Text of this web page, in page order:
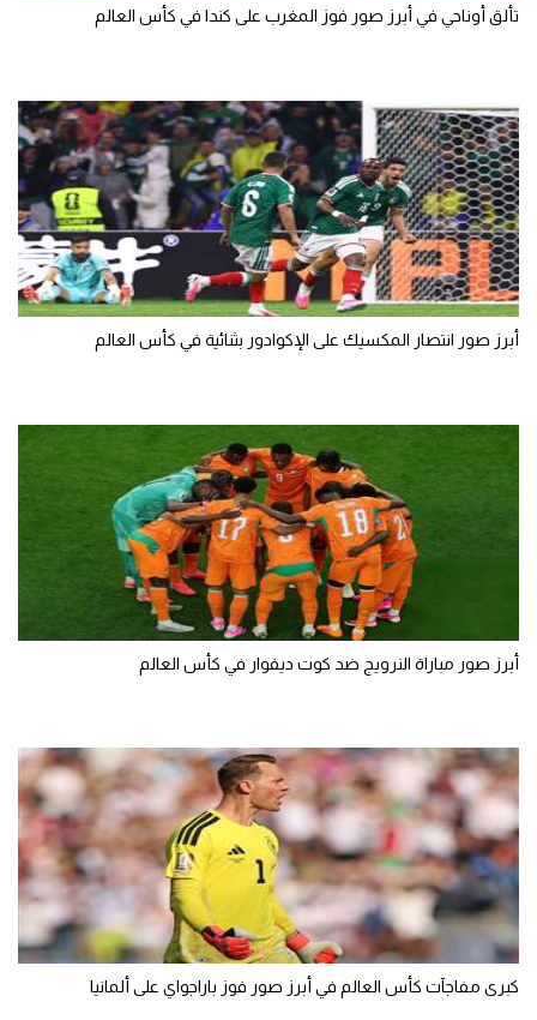
تألق أوناحي في أبرز صور فوز المغرب على كندا في كأس العالم
أبرز صور انتصار المكسيك على الإكوادور بثنائية في كأس العالم
أبرز صور مباراة النرويج ضد كوت ديفوار في كأس العالم
كبرى مفاجآت كأس العالم في أبرز صور فوز باراجواي على ألمانيا